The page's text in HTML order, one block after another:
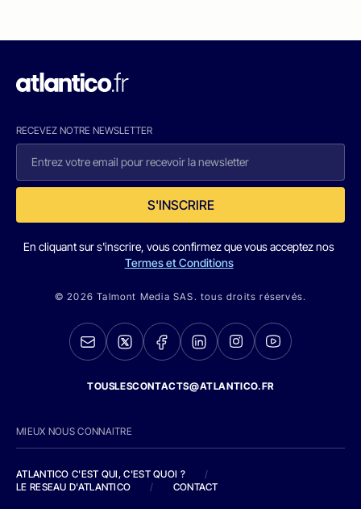
RECEVEZ NOTRE NEWSLETTER
S'INSCRIRE
En cliquant sur s'inscrire, vous confirmez que vous acceptez nos
Termes et Conditions
© 2026 Talmont Media SAS. tous droits réservés.
TOUSLESCONTACTS@ATLANTICO.FR
MIEUX NOUS CONNAITRE
ATLANTICO C'EST QUI, C'EST QUOI ?
/
LE RESEAU D'ATLANTICO
/ CONTACT